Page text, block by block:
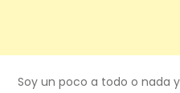
Soy un poco a todo o nada